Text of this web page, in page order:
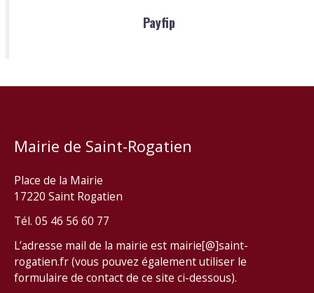
Payfip
Mairie de Saint-Rogatien
Place de la Mairie
17220 Saint Rogatien
Tél. 05 46 56 60 77
L’adresse mail de la mairie est mairie[@]saint-
rogatien.fr (vous pouvez également utiliser le
formulaire de contact de ce site ci-dessous).